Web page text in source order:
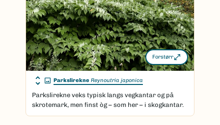
Forstørr
Parkslirekne Reynoutria japonica
Parkslirekne veks typisk langs vegkantar og på
skrotemark, men finst òg – som her – i skogkantar.